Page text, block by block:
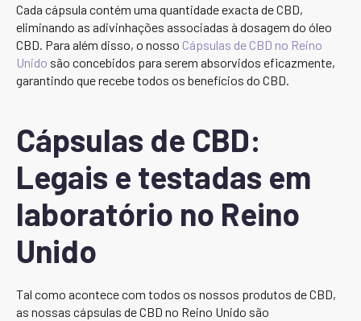
Cada cápsula contém uma quantidade exacta de CBD,
eliminando as adivinhações associadas à dosagem do óleo
CBD. Para além disso, o nosso Cápsulas de CBD no Reino
Unido são concebidos para serem absorvidos eficazmente,
garantindo que recebe todos os benefícios do CBD.
Cápsulas de CBD:
Legais e testadas em
laboratório no Reino
Unido
Tal como acontece com todos os nossos produtos de CBD,
as nossas cápsulas de CBD no Reino Unido são